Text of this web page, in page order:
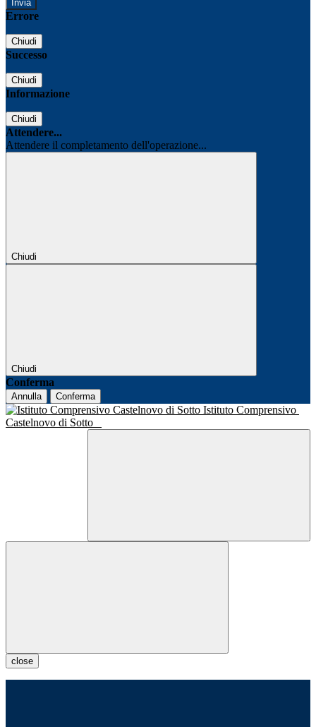
Errore
Chiudi
Successo
Chiudi
Informazione
Chiudi
Attendere...
Attendere il completamento dell'operazione...
Chiudi
Chiudi
Conferma
Annulla Conferma
Istituto Comprensivo
Castelnovo di Sotto
close